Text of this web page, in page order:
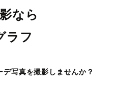
なら
ラフ
写真を撮影しませんか？